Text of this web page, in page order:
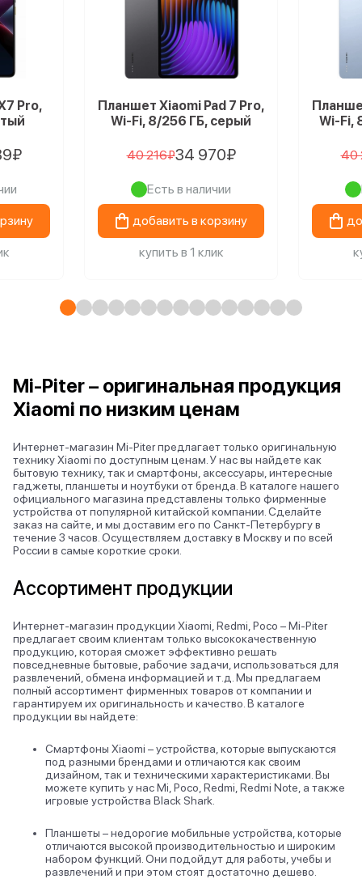
Pro,
Планшет Xiaomi Pad 7 Pro,
Wi-Fi, 8/256 ГБ, серый
40 216₽34 970₽
Есть в наличии
добавить в корзину
купить в 1 клик
Wi-Fi,
40
Mi-Piter – оригинальная продукция
Xiaomi по низким ценам
Интернет-магазин Mi-Piter предлагает только оригинальную
технику Xiaomi по доступным ценам. У нас вы найдете как
бытовую технику, так и смартфоны, аксессуары, интересные
гаджеты, планшеты и ноутбуки от бренда. В каталоге нашего
официального магазина представлены только фирменные
устройства от популярной китайской компании. Сделайте
заказ на сайте, и мы доставим его по Санкт-Петербургу в
течение 3 часов. Осуществляем доставку в Москву и по всей
России в самые короткие сроки.
Ассортимент продукции
Интернет-магазин продукции Xiaomi, Redmi, Poco – Mi-Piter
предлагает своим клиентам только высококачественную
продукцию, которая сможет эффективно решать
повседневные бытовые, рабочие задачи, использоваться для
развлечений, обмена информацией и т.д. Мы предлагаем
полный ассортимент фирменных товаров от компании и
гарантируем их оригинальность и качество. В каталоге
продукции вы найдете:
Смартфоны Xiaomi – устройства, которые выпускаются
под разными брендами и отличаются как своим
дизайном, так и техническими характеристиками. Вы
можете купить у нас Mi, Poco, Redmi, Redmi Note, а также
игровые устройства Black Shark.
Планшеты – недорогие мобильные устройства, которые
отличаются высокой производительностью и широким
набором функций. Они подойдут для работы, учебы и
развлечений и при этом стоят достаточно дешево.